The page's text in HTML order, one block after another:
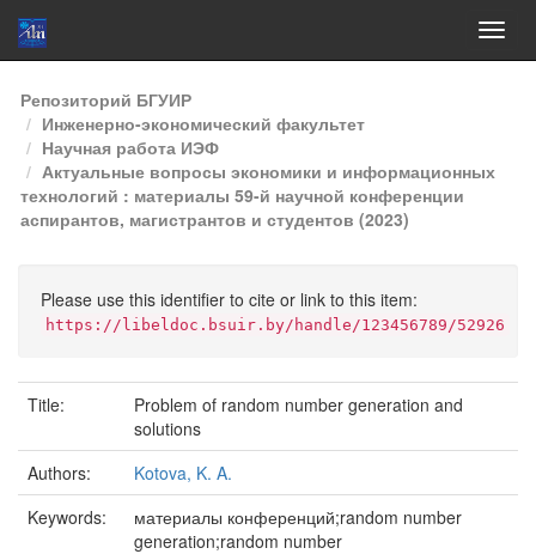
Skip
navigation
Репозиторий БГУИР
Инженерно-экономический факультет
Научная работа ИЭФ
Актуальные вопросы экономики и информационных
технологий : материалы 59-й научной конференции
аспирантов, магистрантов и студентов (2023)
Please use this identifier to cite or link to this item:
https://libeldoc.bsuir.by/handle/123456789/52926
Title:
Problem of random number generation and
solutions
Authors:
Kotova, K. A.
Keywords:
материалы конференций;random number
generation;random number